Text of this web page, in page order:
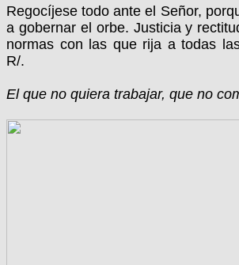
Regocíjese todo ante el Señor,
a gobernar el orbe. Justicia y
normas con las que rija a todas
R/.
El que no quiera trabajar, que no